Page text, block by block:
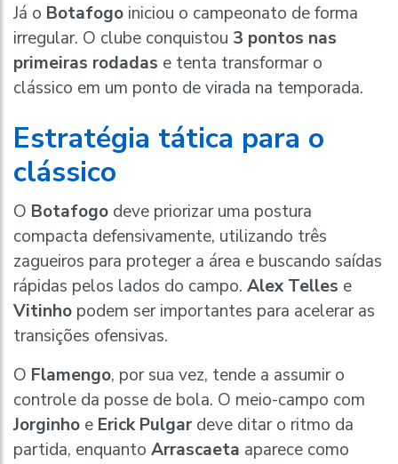
Já o Botafogo iniciou o campeonato de forma
irregular. O clube conquistou 3 pontos nas
primeiras rodadas e tenta transformar o
clássico em um ponto de virada na temporada.
Estratégia tática para o
clássico
O Botafogo deve priorizar uma postura
compacta defensivamente, utilizando três
zagueiros para proteger a área e buscando saídas
rápidas pelos lados do campo. Alex Telles e
Vitinho podem ser importantes para acelerar as
transições ofensivas.
O Flamengo, por sua vez, tende a assumir o
controle da posse de bola. O meio-campo com
Jorginho e Erick Pulgardeve ditar o ritmo da
partida, enquanto Arrascaeta aparece como